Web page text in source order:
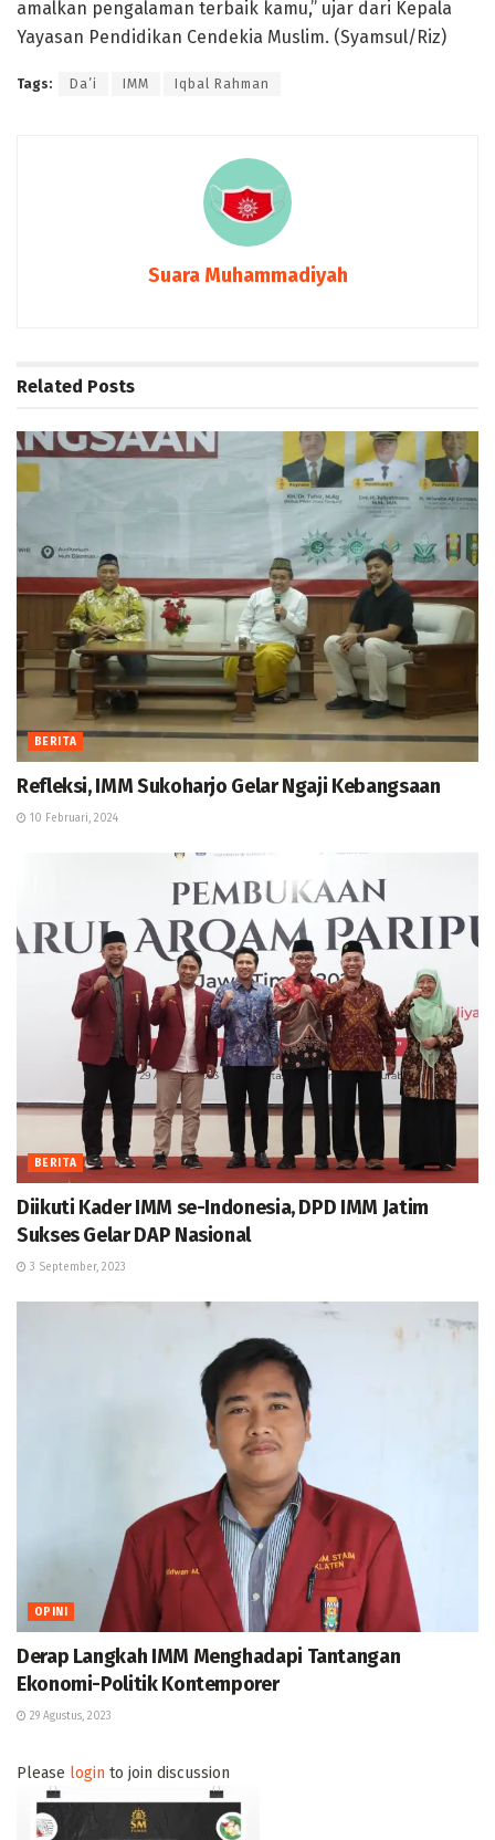
amalkan pengalaman terbaik kamu,” ujar dari Kepala
Yayasan Pendidikan Cendekia Muslim. (Syamsul/Riz)
Tags: Da’i IMM Iqbal Rahman
Suara Muhammadiyah
Related Posts
BERITA
Refleksi, IMM Sukoharjo Gelar Ngaji Kebangsaan
10 Februari, 2024
BERITA
Diikuti Kader IMM se-Indonesia, DPD IMM Jatim
Sukses Gelar DAP Nasional
3 September, 2023
OPINI
Derap Langkah IMM Menghadapi Tantangan
Ekonomi-Politik Kontemporer
29 Agustus, 2023
Please login to join discussion